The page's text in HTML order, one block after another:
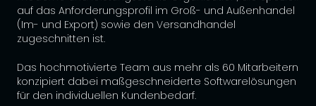
auf das Anforderungsprofil im Groß- und Außenhandel
(Im- und Export) sowie den Versandhandel
zugeschnitten ist.
Das hochmotivierte Team aus mehr als 60 Mitarbeitern
konzipiert dabei maßgeschneiderte Softwarelösungen
für den individuellen Kundenbedarf.